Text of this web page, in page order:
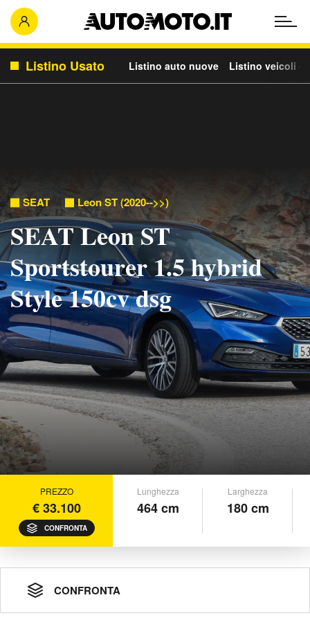
Listino Usato Listino auto nuove Listino veicoli
SEAT Leon ST (2020-->>)
SEAT Leon ST
Sportstourer 1.5 hybrid
Style 150cv dsg
PREZZO
€ 33.100
CONFRONTA
Lunghezza
464 cm
Larghezza
180 cm
CONFRONTA